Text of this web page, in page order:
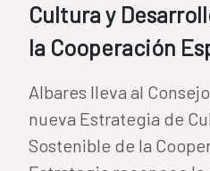
Cultura y
la Cooperación
Albares lleva al
nueva Estrategia de
Sostenible de la